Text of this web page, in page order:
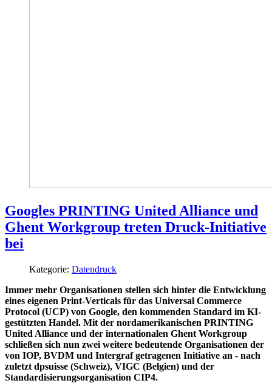
Googles PRINTING United Alliance und
Ghent Workgroup treten Druck-Initiative
bei
Kategorie: Datendruck
Immer mehr Organisationen stellen sich hinter die Entwicklung
eines eigenen Print-Verticals für das Universal Commerce
Protocol (UCP) von Google, den kommenden Standard im KI-
gestützten Handel. Mit der nordamerikanischen PRINTING
United Alliance und der internationalen Ghent Workgroup
schließen sich nun zwei weitere bedeutende Organisationen der
von IOP, BVDM und Intergraf getragenen Initiative an - nach
zuletzt dpsuisse (Schweiz), VIGC (Belgien) und der
Standardisierungsorganisation CIP4.